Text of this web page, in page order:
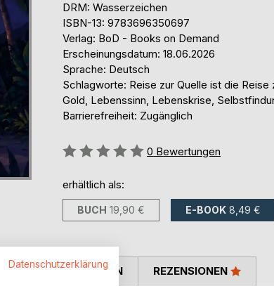
DRM: Wasserzeichen
ISBN-13: 9783696350697
Verlag: BoD - Books on Demand
Erscheinungsdatum: 18.06.2026
Sprache: Deutsch
Schlagworte: Reise zur Quelle ist die
Gold, Lebenssinn, Lebenskrise,
Barrierefreiheit: Zugänglich
Bewertung::
0 Bewertungen
erhältlich als:
BUCH 19,90 € E-BOOK 8,49 €
PRESSESTIMMEN REZENSIONEN
Datenschutzerklärung